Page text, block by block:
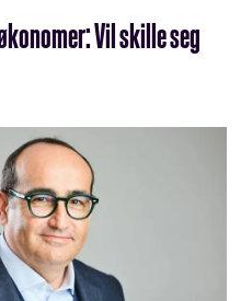
Vil skille seg